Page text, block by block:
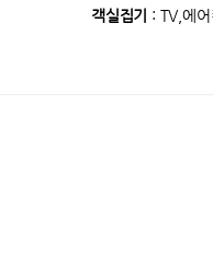
객실집기 : TV,에